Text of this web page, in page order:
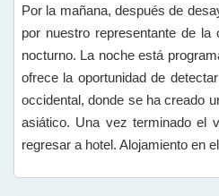
Por la mañana, después de
por nuestro representante de
nocturno. La noche está
ofrece la oportunidad de
occidental, donde se ha creado
asiático. Una vez terminado el
regresar a hotel. Alojamiento en